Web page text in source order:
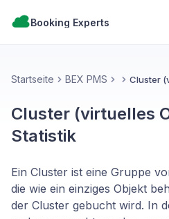
Booking Experts
Startseite BEX PMS Cluster
Cluster (virtuelles
Statistik
Ein Cluster ist eine Gruppe
die wie ein einziges Objekt
der Cluster gebucht wird. In